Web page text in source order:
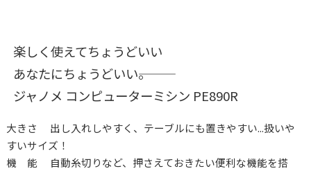
楽しく使えてちょうどいい
あなたにちょうどいい―――。
ジャノメ コンピューターミシン PE890R
大きさ 出し入れしやすく、テーブルにも置きやすい...扱いや
すいサイズ！
機 能 自動糸切りなど、押さえておきたい便利な機能を搭